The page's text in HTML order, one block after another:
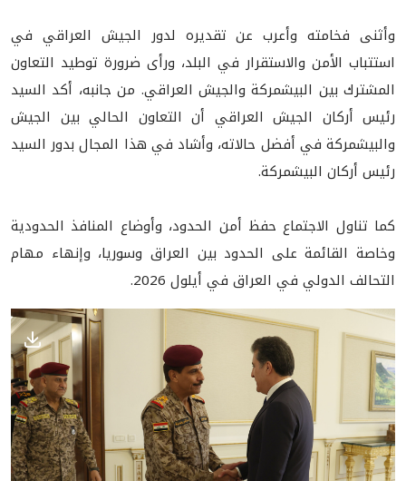
وأثنى فخامته وأعرب عن تقديره لدور الجيش العراقي في
استتباب الأمن والاستقرار في البلد، ورأى ضرورة توطيد التعاون
المشترك بين البيشمركة والجيش العراقي. من جانبه، أكد السيد
رئيس أركان الجيش العراقي أن التعاون الحالي بين الجيش
والبيشمركة في أفضل حالاته، وأشاد في هذا المجال بدور السيد
رئيس أركان البيشمركة.
كما تناول الاجتماع حفظ أمن الحدود، وأوضاع المنافذ الحدودية
وخاصة القائمة على الحدود بين العراق وسوريا، وإنهاء مهام
التحالف الدولي في العراق في أيلول 2026.